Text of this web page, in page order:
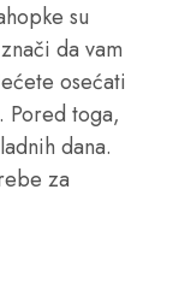
su
da vam
osećati
Pored toga,
dana.
za